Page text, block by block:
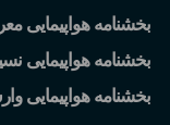
بخشنامه هواپیمایی
بخشنامه هواپیمایی
بخشنامه هواپیمایی